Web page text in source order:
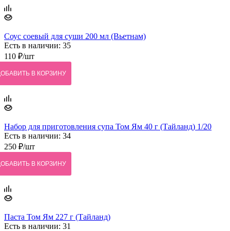
Соус соевый для суши 200 мл (Вьетнам)
Есть в наличии: 35
110 ₽/шт
В КОРЗИНУ
Набор для приготовления супа Том Ям 40 г (Тайланд) 1/20
Есть в наличии: 34
250 ₽/шт
В КОРЗИНУ
Паста Том Ям 227 г (Тайланд)
Есть в наличии: 31